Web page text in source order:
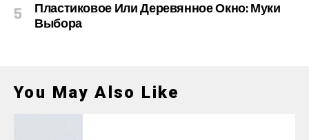
Пластиковое Или Деревянное Окно: Муки
Выбора
You May Also Like